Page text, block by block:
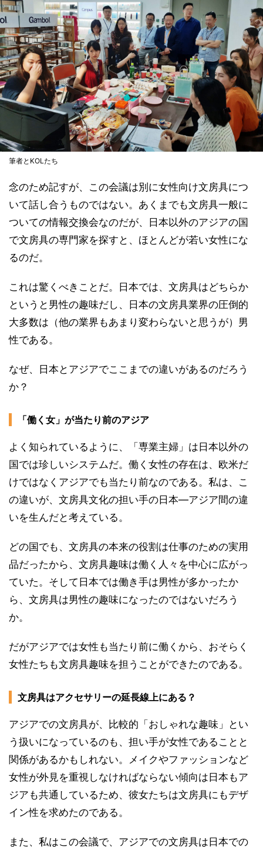
筆者とKOLたち
念のため記すが、この会議は別に女性向け文房具につ
いて話し合うものではない。あくまでも文房具一般に
ついての情報交換会なのだが、日本以外のアジアの国
で文房具の専門家を探すと、ほとんどが若い女性にな
るのだ。
これは驚くべきことだ。日本では、文房具はどちらか
というと男性の趣味だし、日本の文房具業界の圧倒的
大多数は（他の業界もあまり変わらないと思うが）男
性である。
なぜ、日本とアジアでここまでの違いがあるのだろう
か？
「働く女」が当たり前のアジア
よく知られているように、「専業主婦」は日本以外の
国では珍しいシステムだ。働く女性の存在は、欧米だ
けではなくアジアでも当たり前なのである。私は、こ
の違いが、文房具文化の担い手の日本―アジア間の違
いを生んだと考えている。
どの国でも、文房具の本来の役割は仕事のための実用
品だったから、文房具趣味は働く人々を中心に広がっ
ていた。そして日本では働き手は男性が多かったか
ら、文房具は男性の趣味になったのではないだろう
か。
だがアジアでは女性も当たり前に働くから、おそらく
女性たちも文房具趣味を担うことができたのである。
文房具はアクセサリーの延長線上にある？
アジアでの文房具が、比較的「おしゃれな趣味」とい
う扱いになっているのも、担い手が女性であることと
関係があるかもしれない。メイクやファッションなど
女性が外見を重視しなければならない傾向は日本もア
ジアも共通しているため、彼女たちは文房具にもデザ
イン性を求めたのである。
また、私はこの会議で、アジアでの文房具は日本での